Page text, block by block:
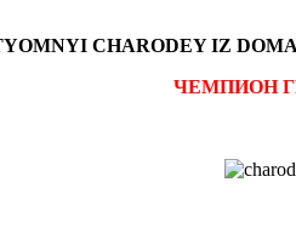
CHARODEY IZ DOMA
ЧЕМПИОН